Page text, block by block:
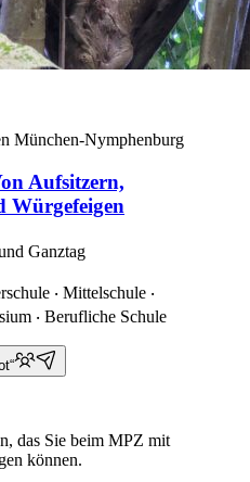
München-Nymphenburg
Aufsitzern,
Würgefeigen
Ganztag
‧ Mittelschule ‧
‧ Berufliche Schule
das Sie beim MPZ mit
können.